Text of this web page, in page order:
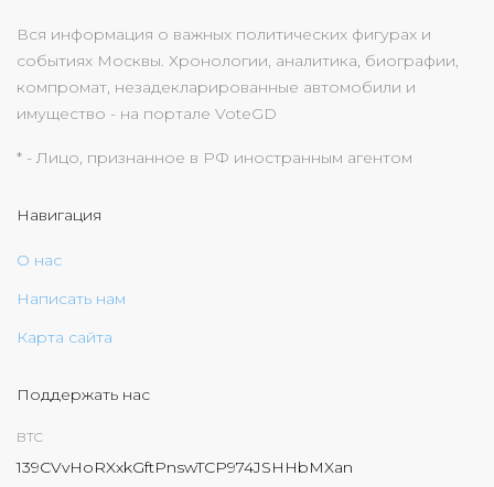
Вся информация о важных политических фигурах и
событиях Москвы. Хронологии, аналитика, биографии,
компромат, незадекларированные автомобили и
имущество - на портале VoteGD
* - Лицо, признанное в РФ иностранным агентом
Навигация
О нас
Написать нам
Карта сайта
Поддержать нас
BTC
139CVvHoRXxkGftPnswTCP974JSHHbMXan